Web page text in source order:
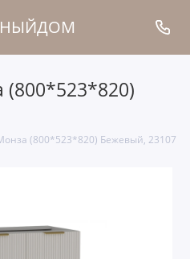
(800*523*820)
(800*523*820) Бежевый, 23107